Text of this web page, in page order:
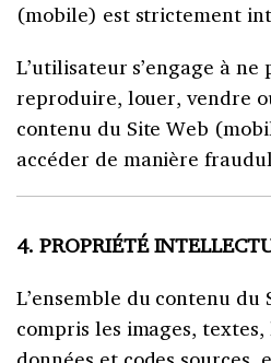
(mobile) est strictement
L’utilisateur s’engage à ne
reproduire, louer, vendre
contenu du Site Web
accéder de manière
4. PROPRIÉTÉ
L’ensemble du contenu
compris les images, textes,